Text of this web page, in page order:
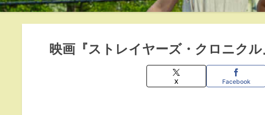
映画『ストレイヤーズ・クロニクル
X Facebook